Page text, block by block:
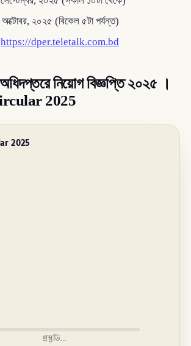
২০২৫ (বিকেল ৫টা পর্যন্ত)
https://dper.teletalk.com.bd
অধিদপ্তরে নিয়োগ বিজ্ঞপ্তি ২০২৫ ।
2025
2025
প্রস্তুতি…